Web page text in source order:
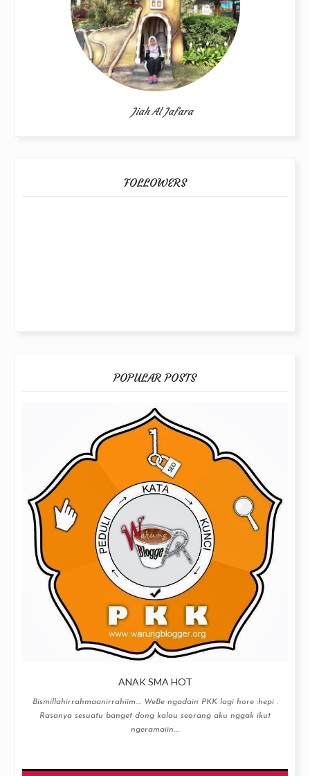
Jiah Al Jafara
FOLLOWERS
POPULAR POSTS
ANAK SMA HOT
Bismillahirrahmaanirrahiim…. WeBe ngadain PKK lagi hore :hepi .
Rasanya sesuatu banget dong kalau seorang aku nggak ikut
ngeramaiin....